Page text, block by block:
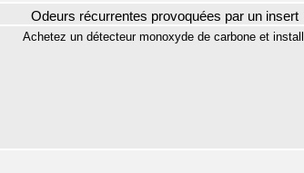
Odeurs récurrentes provoquées par un insert
Achetez un détecteur monoxyde de carbone et